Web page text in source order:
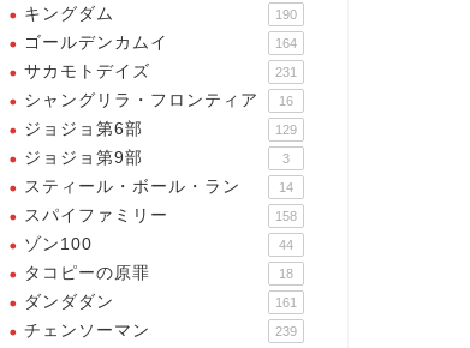
ウィンドブレイカー
キングダム 190
ゴールデンカムイ 164
サカモトデイズ 231
シャングリラ・フロンティア 16
ジョジョ第6部 129
ジョジョ第9部 3
スティール・ボール・ラン 14
スパイファミリー 158
ゾン100 44
タコピーの原罪 18
ダンダダン 161
チェンソーマン 239